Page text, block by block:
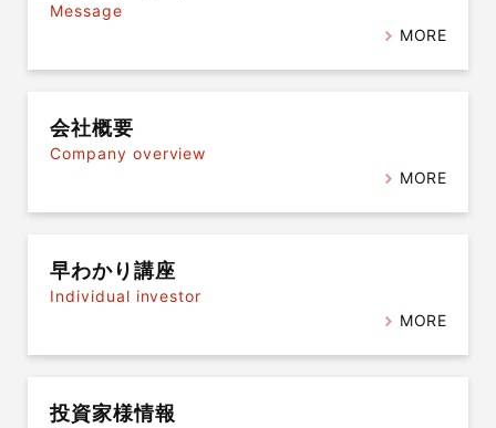
Message
MORE
会社概要
Company overview
MORE
早わかり講座
Individual investor
MORE
投資家様情報